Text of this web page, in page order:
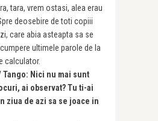
tara, vrem ostasi, alea erau
deosebire de toti copiii
care abia asteapta sa se
ultimele parole de la
calculator.
Tango: Nici nu mai sunt
ai observat? Tu ti-ai
ziua de azi sa se joace in